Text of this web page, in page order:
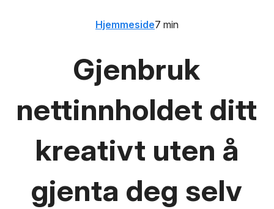
Gjenbruk
nettinnholdet ditt
kreativt uten å
gjenta deg selv
Hjemmeside7 min